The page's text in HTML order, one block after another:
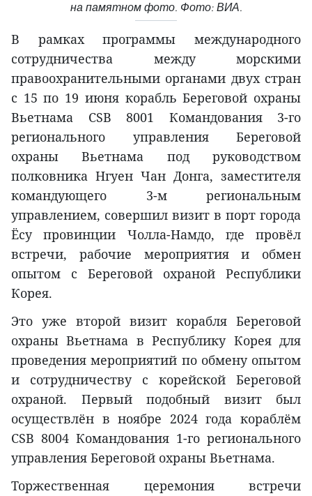
на памятном фото. Фото: ВИА.
В рамках программы международного
сотрудничества между морскими
правоохранительными органами двух стран
с 15 по 19 июня корабль Береговой охраны
Вьетнама CSB 8001 Командования 3-го
регионального управления Береговой
охраны Вьетнама под руководством
полковника Нгуен Чан Донга, заместителя
командующего 3-м региональным
управлением, совершил визит в порт города
Ёсу провинции Чолла-Намдо, где провёл
встречи, рабочие мероприятия и обмен
опытом с Береговой охраной Республики
Корея.
Это уже второй визит корабля Береговой
охраны Вьетнама в Республику Корея для
проведения мероприятий по обмену опытом
и сотрудничеству с корейской Береговой
охраной. Первый подобный визит был
осуществлён в ноябре 2024 года кораблём
CSB 8004 Командования 1-го регионального
управления Береговой охраны Вьетнама.
Торжественная церемония встречи